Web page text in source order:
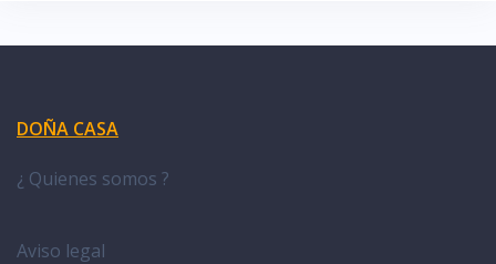
DOÑA CASA
¿ Quienes somos ?
Aviso legal